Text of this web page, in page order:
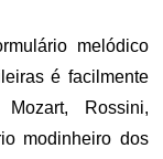
melódico
é facilmente
Rossini,
modinheiro dos